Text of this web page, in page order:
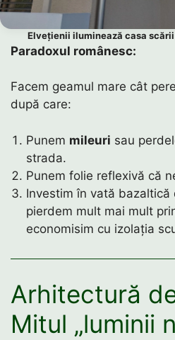
Elvețienii iluminează casa
Paradoxul românesc:
Facem geamul mare cât
după care:
Punem mileuri sau
strada.
Punem folie reflexivă că
Investim în vată
pierdem mult mai mult
economisim cu izolația
Arhitectură
Mitul „luminii